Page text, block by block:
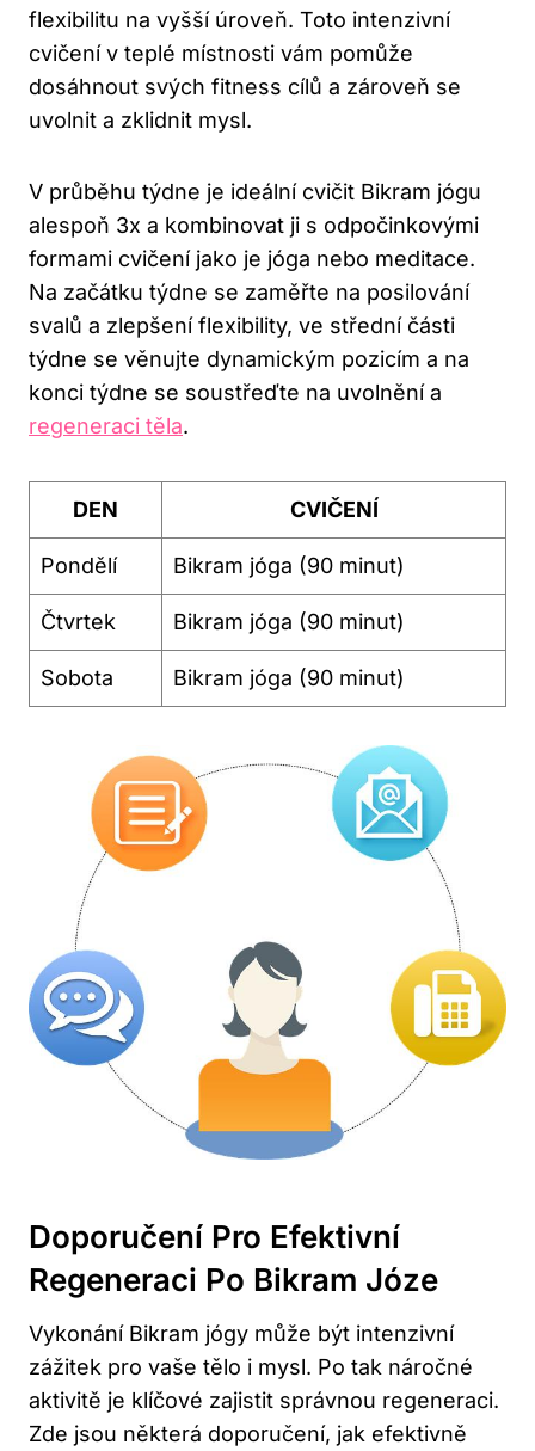
flexibilitu na vyšší úroveň. Toto intenzivní
cvičení v teplé místnosti vám pomůže
dosáhnout svých fitness cílů a zároveň se
uvolnit a zklidnit mysl.
V průběhu týdne je ideální cvičit Bikram jógu
alespoň 3x a kombinovat ji s odpočinkovými
formami cvičení jako je jóga nebo meditace.
Na začátku týdne se zaměřte na posilování
svalů a zlepšení flexibility, ve střední části
týdne se věnujte dynamickým pozicím a na
konci týdne se soustřeďte na uvolnění a
regeneraci těla.
DEN CVIČENÍ
Pondělí Bikram jóga (90 minut)
Čtvrtek Bikram jóga (90 minut)
Sobota Bikram jóga (90 minut)
Doporučení Pro Efektivní
Regeneraci Po Bikram Józe
Vykonání Bikram jógy může být intenzivní
zážitek pro vaše tělo i mysl. Po tak náročné
aktivitě je klíčové zajistit správnou regeneraci.
Zde jsou některá doporučení, jak efektivně